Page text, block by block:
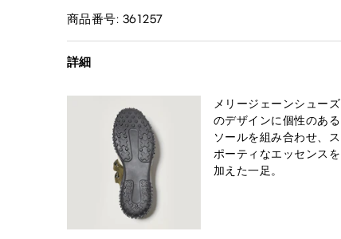
商品番号: 361257
詳細
メリージェーンシューズ
のデザインに個性のある
ソールを組み合わせ、ス
ポーティなエッセンスを
加えた一足。